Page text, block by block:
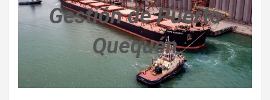
Gestión de Puerto
Quequén